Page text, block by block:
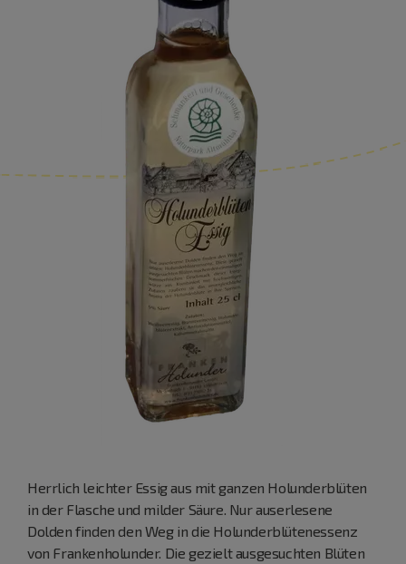
Herrlich leichter Essig aus mit ganzen Holunderblüten
in der Flasche und milder Säure. Nur auserlesene
Dolden finden den Weg in die Holunderblütenessenz
von Frankenholunder. Die gezielt ausgesuchten Blüten